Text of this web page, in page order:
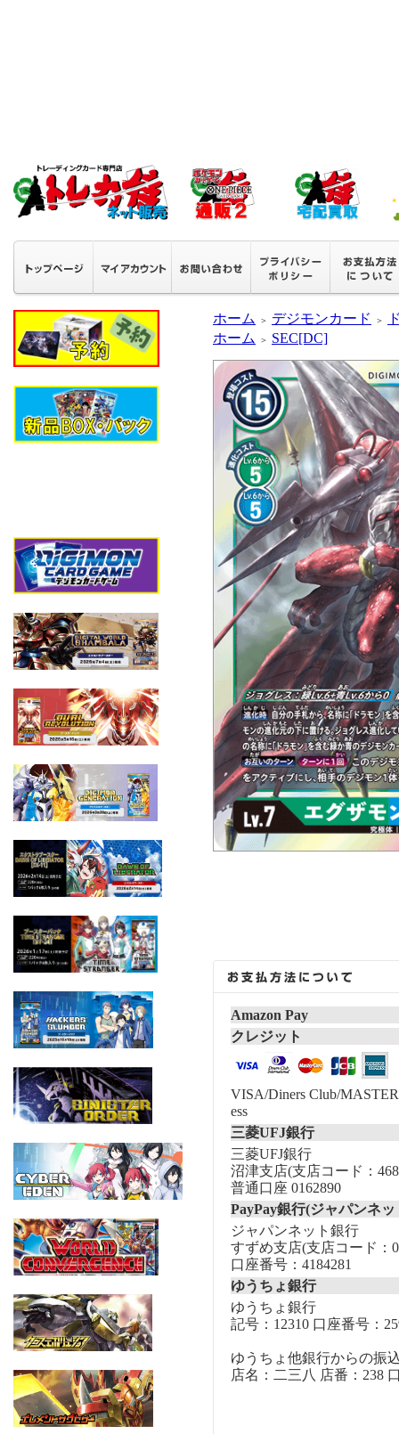
ホーム ＞ デジモンカード ＞
ホーム
＞ SEC[DC]
Amazon Pay
クレジット
VISA/Diners Club/
ess
三菱UFJ銀行
三菱UFJ銀行
沼津支店(支店コード：
普通口座 0162890
PayPay銀行(ジャパンネ
ジャパンネット銀行
すずめ支店(支店コード：
口座番号：4184281
ゆうちょ銀行
ゆうちょ銀行
記号：12310 口座番号：
ゆうちょ他銀行からの振
店名：二三八 店番：238